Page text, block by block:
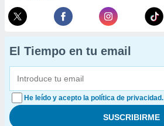
El Tiempo en tu email
He leído y acepto la política de privacidad.